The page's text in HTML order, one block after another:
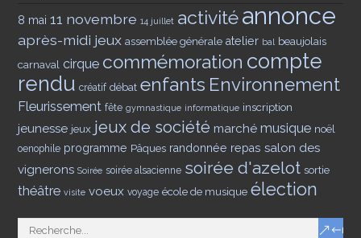
8 mai 11 novembre 14 juillet activitéannonce
après-midi jeux assemblée générale atelier bal beaujolais
carnaval cirque commémoration compte
rendu créatif débat enfants Environnement
Fleurissement fête gymnastique informatique inscription
jeunesse jeux jeux de société marché musique noël
oenophile programme Pâques randonnée repas salon des
vignerons Soirée soirée alsacienne soirée d'azelot sortie
théâtre visite voeux voyage école de musique élection